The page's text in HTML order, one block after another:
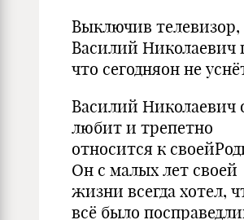
Выключив телевизор,
Василий Николаевич
что сегодняон не
Василий Николаевич
любит и трепетно
относится к
Он с малых лет своей
жизни всегда хотел,
всё было